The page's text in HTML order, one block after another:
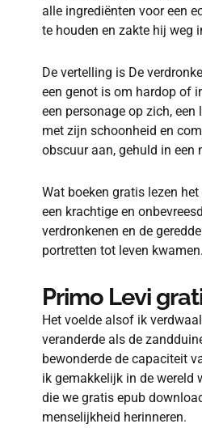
alle ingrediënten voor een
te houden en zakte hij weg
De vertelling is De
een genot is om hardop of
een personage op zich, een
met zijn schoonheid en
obscuur aan, gehuld in
Wat boeken gratis lezen
een krachtige en
verdronkenen en de
portretten tot leven kwamen.
Primo Levi
Het voelde alsof ik
veranderde als de
bewonderde de capaciteit
ik gemakkelijk in de wereld
die we gratis epub
menselijkheid herinneren.